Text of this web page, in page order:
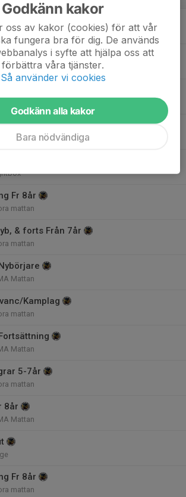
Mattan
Kamplag
mattan
8år
Mattan
Fr 8år
mattan
& forts Från 7år
mattan
Mattan
Kamplag
mattan
Mattan
5-7år
mattan
8år
Mattan
Fr 8år
mattan
Godkänn kakor
oss av kakor (cookies) för att vår
fungera bra för dig. De används
i syfte att hjälpa oss att
förbättra våra tjänster.
Så använder vi cookies
Godkänn alla kakor
Bara nödvändiga